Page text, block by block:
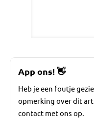
App ons!👋
Heb je een foutje
opmerking over dit
contact met ons op.